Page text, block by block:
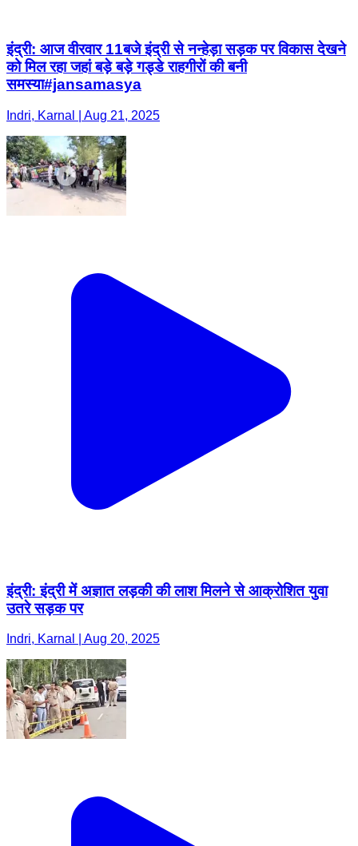
इंद्री: आज वीरवार 11बजे इंद्री से नन्हेड़ा सड़क पर विकास देखने
को मिल रहा जहां बड़े बड़े गड्डे राहगीरों की बनी
समस्या#jansamasya
Indri, Karnal | Aug 21, 2025
इंद्री: इंद्री में अज्ञात लड़की की लाश मिलने से आक्रोशित युवा
उतरे सड़क पर
Indri, Karnal | Aug 20, 2025